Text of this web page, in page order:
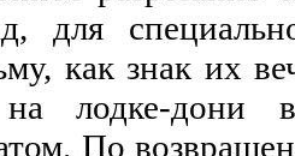
для
как знак их
на лодке-дони
По